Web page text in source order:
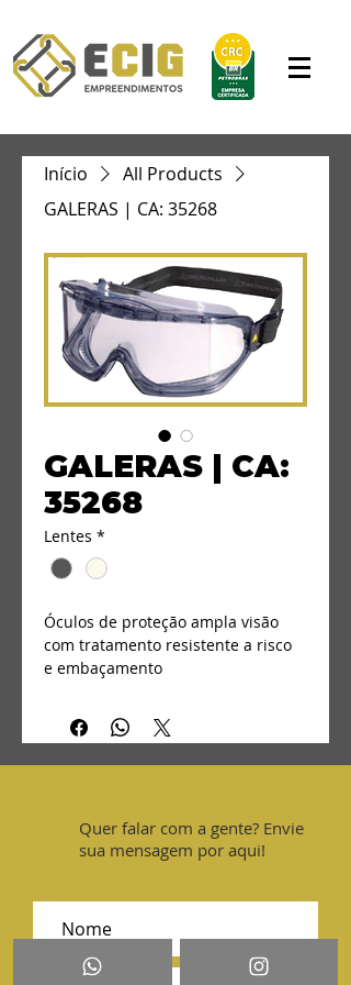
Início
All Products
GALERAS | CA: 35268
GALERAS | CA:
35268
Lentes *
Óculos de proteção ampla visão
com tratamento resistente a risco
e embaçamento
Quer falar com a gente? Envie
sua mensagem por aqui!